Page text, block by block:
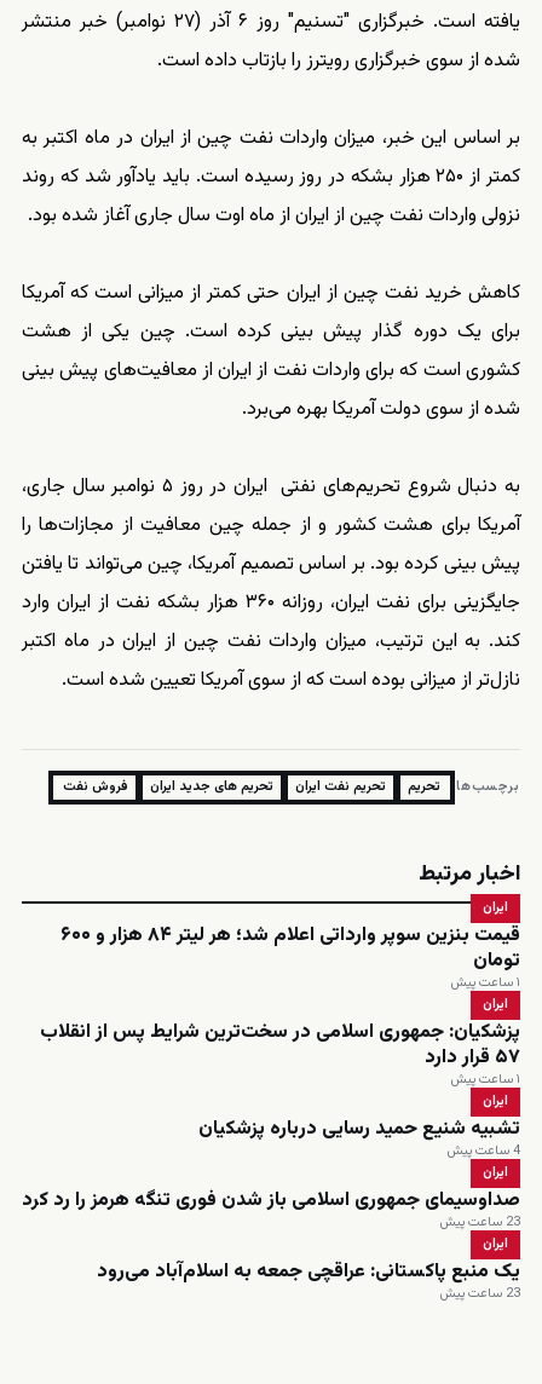
یافته است. خبرگزاری "تسنیم" روز ۶ آذر (۲۷ نوامبر) خبر منتشر
شده از سوی خبرگزاری رویترز را بازتاب داده است.
بر اساس این خبر، میزان واردات نفت چین از ایران در ماه اکتبر به
کمتر از ۲۵۰ هزار بشکه در روز رسیده است. باید یادآور شد که روند
نزولی واردات نفت چین از ایران از ماه اوت سال جاری آغاز شده بود.
کاهش خرید نفت چین از ایران حتی کمتر از میزانی است که آمریکا
برای یک دوره گذار پیش بینی کرده است. چین یکی از هشت
کشوری است که برای واردات نفت از ایران از معافیت‌های پیش بینی
شده از سوی دولت آمریکا بهره می‌برد.
به دنبال شروع تحریم‌های نفتی ایران در روز ۵ نوامبر سال جاری،
آمریکا برای هشت کشور و از جمله چین معافیت از مجازات‌ها را
پیش بینی کرده بود. بر اساس تصمیم آمریکا، چین می‌تواند تا یافتن
جایگزینی برای نفت ایران، روزانه ۳۶۰ هزار بشکه نفت از ایران وارد
کند. به این ترتیب، میزان واردات نفت چین از ایران در ماه اکتبر
نازل‌تر از میزانی بوده است که از سوی آمریکا تعیین شده است.
برچسب‌ها: تحریم تحریم نفت ایران تحریم های جدید ایران فروش نفت
اخبار مرتبط
ایران
قیمت بنزین سوپر وارداتی اعلام شد؛ هر لیتر ۸۴ هزار و ۶۰۰
تومان
۱ ساعت پیش
ایران
پزشکیان: جمهوری اسلامی در سخت‌ترین شرایط پس از انقلاب
۵۷ قرار دارد
۱ ساعت پیش
ایران
تشبیه شنیع حمید رسایی درباره پزشکیان
4 ساعت پیش
ایران
صداوسیمای جمهوری اسلامی باز شدن فوری تنگه هرمز را رد کرد
23 ساعت پیش
ایران
یک منبع پاکستانی: عراقچی جمعه به اسلام‌آباد می‌رود
23 ساعت پیش